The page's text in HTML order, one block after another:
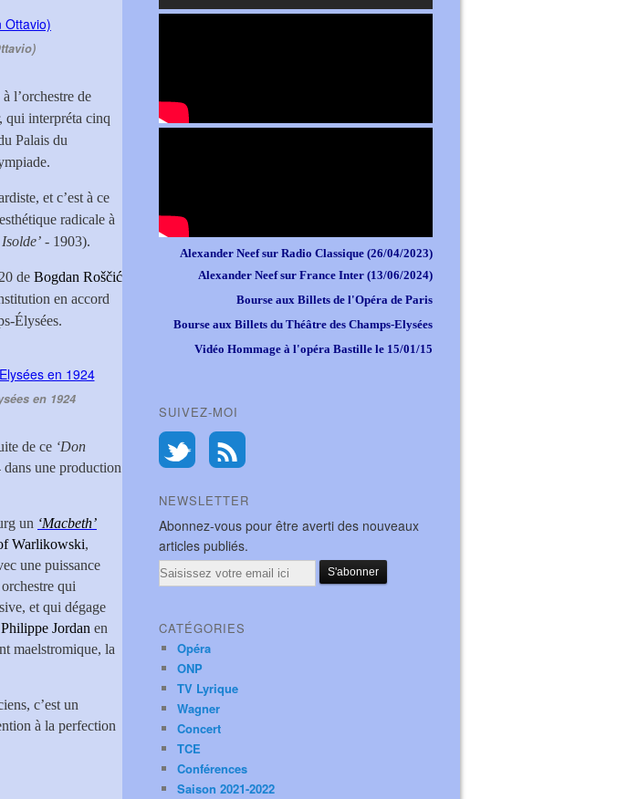
l’orchestre de
, qui interpréta cinq
Palais du
et c’est à ce
radicale à
- 1903).
de Bogdan Roščić
en accord
Élysées.
en 1924
de ce ‘Don
une production
un ‘Macbeth’
Warlikowski,
une puissance
qui
et qui dégage
Philippe Jordan en
maelstromique, la
c’est un
à la perfection
Alexander Neef sur Radio Classique (26/04/2023)
Alexander Neef sur France Inter (13/06/2024)
Bourse aux Billets de l'Opéra de Paris
Bourse aux Billets du Théâtre des Champs-Elysées
Vidéo Hommage à l'opéra Bastille le 15/01/15
SUIVEZ-MOI
NEWSLETTER
Abonnez-vous pour être averti des nouveaux
articles publiés.
Email
CATÉGORIES
Opéra
ONP
TV Lyrique
Wagner
Concert
TCE
Conférences
Saison 2021-2022